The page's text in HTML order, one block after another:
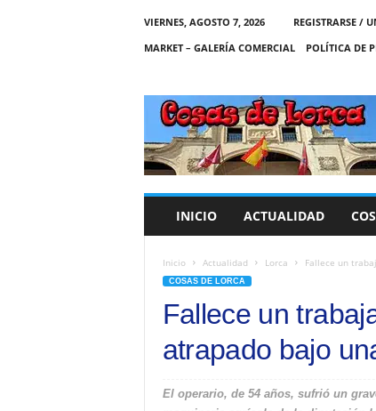
VIERNES, AGOSTO 7, 2026
REGISTRARSE /
MARKET – GALERÍA COMERCIAL
POLÍTICA DE
C
A
S
INICIO ACTUALIDAD
Inicio Actualidad Lorca Fallece un
COSAS DE LORCA
Fallece un
atrapado bajo
El operario, de 54 años, sufrió un